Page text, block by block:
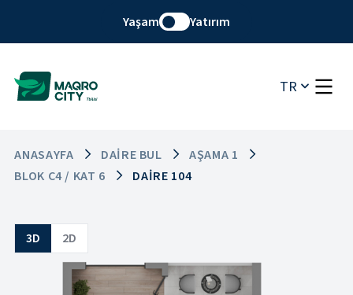
Yaşam Yatırım
TR
ANASAYFA DAIRE BUL
AŞAMA 1
BLOK C4 / KAT 6
DAIRE 104
3D 2D